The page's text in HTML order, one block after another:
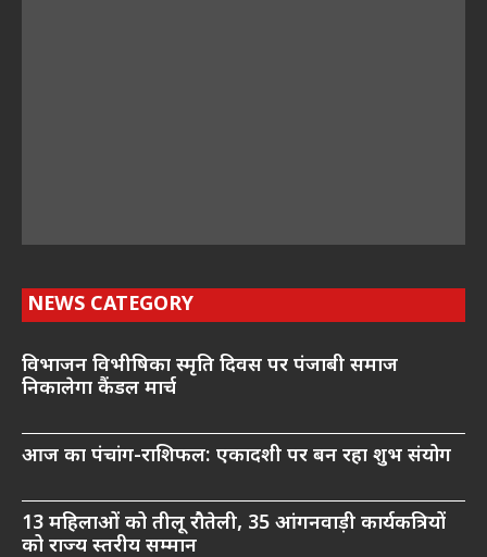
NEWS CATEGORY
विभाजन विभीषिका स्मृति दिवस पर पंजाबी समाज
निकालेगा कैंडल मार्च
आज का पंचांग-राशिफल: एकादशी पर बन रहा शुभ संयोग
13 महिलाओं को तीलू रौतेली, 35 आंगनवाड़ी कार्यकत्रियों
को राज्य स्तरीय सम्मान